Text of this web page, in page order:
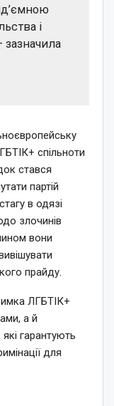
і
зазначила
спільноти
стався
партій
в одязі
злочинів
вони
прайду.
ЛГБТІК+
а й
гарантують
для